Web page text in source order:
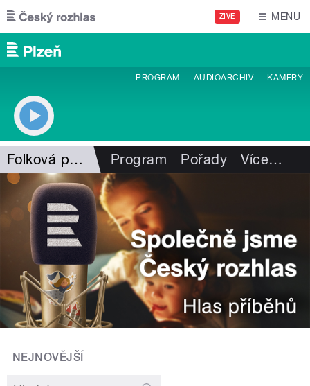
Přejít k hlavnímu obsahu
ŽIVĚ MENU
PROGRAM AUDIOARCHIV KAMERY
Folková pohlazení Program Pořady Více…
NEJNOVĚJŠÍ